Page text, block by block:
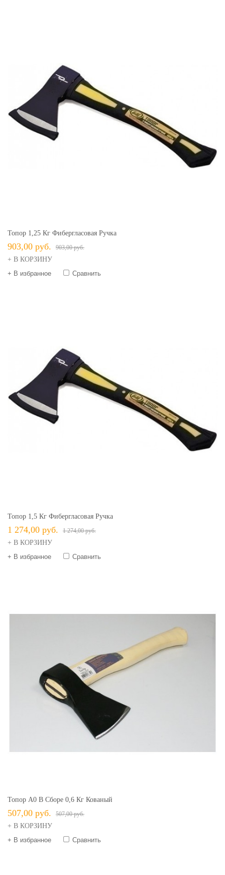
Топор 1,25 Кг Фибергласовая Ручка
903,00 руб. 903,00 руб.
+ В КОРЗИНУ
+ В избранное
Сравнить
Топор 1,5 Кг Фибергласовая Ручка
1 274,00 руб. 1 274,00 руб.
+ В КОРЗИНУ
+ В избранное
Сравнить
Топор А0 В Сборе 0,6 Кг Кованый
507,00 руб. 507,00 руб.
+ В КОРЗИНУ
+ В избранное
Сравнить